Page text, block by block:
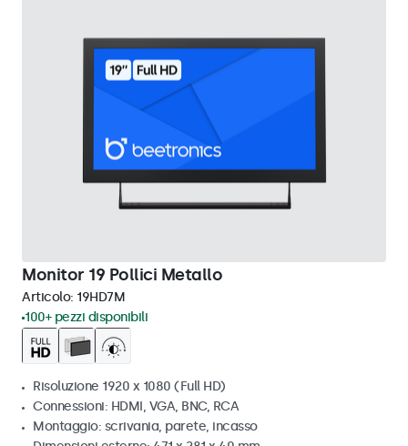
Monitor 19 Pollici Metallo
Articolo: 19HD7M
100+ pezzi disponibili
Risoluzione 1920 x 1080 (Full HD)
Connessioni: HDMI, VGA, BNC, RCA
Montaggio: scrivania, parete, incasso